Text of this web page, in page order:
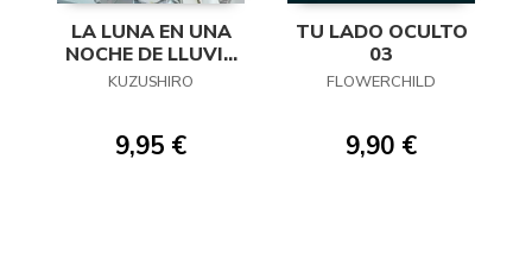
LA LUNA EN UNA
NOCHE DE LLUVIA
08
KUZUSHIRO
9,95 €
TU LADO OCULTO
03
FLOWERCHILD
9,90 €